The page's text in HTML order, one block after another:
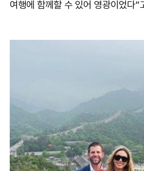
여행에 함께할 수 있어 영광이었다”